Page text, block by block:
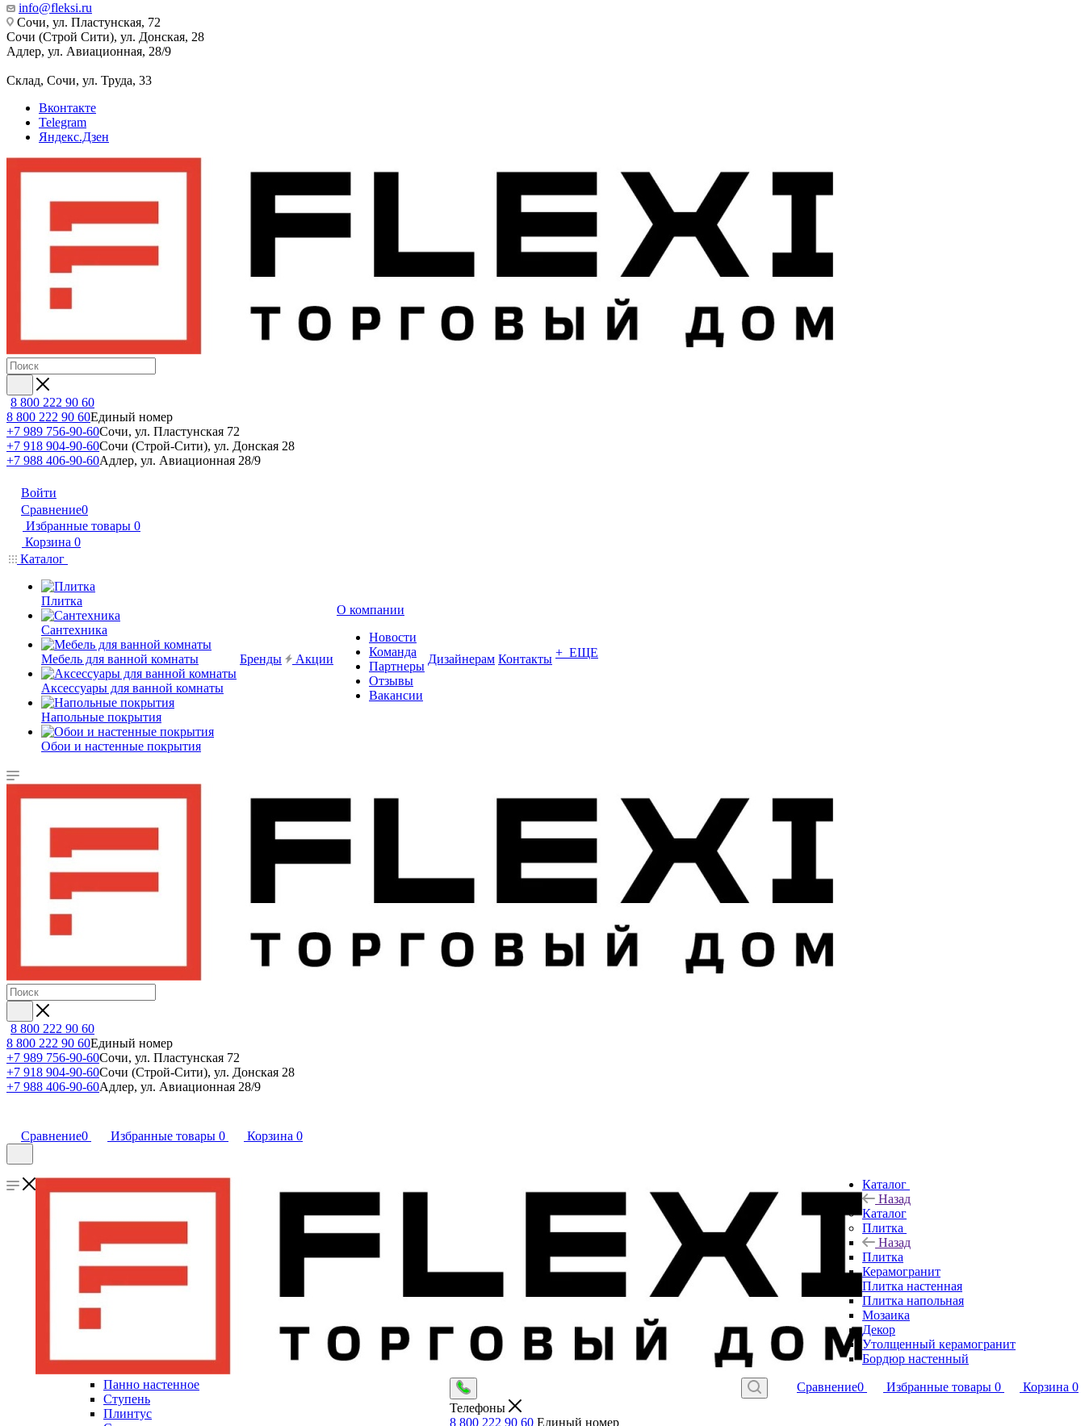
info@fleksi.ru
Сочи, ул. Пластунская, 72
Сочи (Строй Сити), ул. Донская, 28
Адлер, ул. Авиационная, 28/9
Склад, Сочи, ул. Труда, 33
Вконтакте
Telegram
Яндекс.Дзен
8 800 222 90 60
8 800 222 90 60Единый номер
+7 989 756-90-60Сочи, ул. Пластунская 72
+7 918 904-90-60Сочи (Строй-Сити), ул. Донская 28
+7 988 406-90-60Адлер, ул. Авиационная 28/9
Войти
Сравнение0
Избранные товары 0
Корзина 0
Каталог
Плитка
Сантехника
Мебель для ванной комнаты
Аксессуары для ванной комнаты
Напольные покрытия
Обои и настенные покрытия
Бренды Акции
О компании
Новости
Команда
Партнеры
Отзывы
Вакансии
Дизайнерам Контакты + ЕЩЕ
8 800 222 90 60
8 800 222 90 60Единый номер
+7 989 756-90-60Сочи, ул. Пластунская 72
+7 918 904-90-60Сочи (Строй-Сити), ул. Донская 28
+7 988 406-90-60Адлер, ул. Авиационная 28/9
Сравнение0 Избранные товары 0 Корзина 0
Сравнение0 Избранные товары 0 Корзина 0
Телефоны
8 800 222 90 60 Единый номер
Каталог
Назад
Каталог
Плитка
Назад
Плитка
Керамогранит
Плитка настенная
Плитка напольная
Мозаика
Декор
Утолщенный керамогранит
Бордюр настенный
Панно настенное
Ступень
Плинтус